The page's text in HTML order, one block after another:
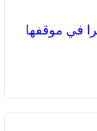
في موقفها